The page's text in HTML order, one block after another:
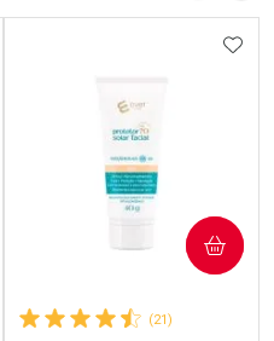
AOS FAVORITOS
(21)
COMPRAR